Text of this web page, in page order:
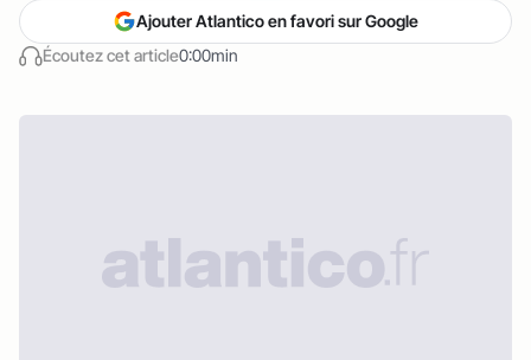
Écoutez cet article0:00min
Ajouter Atlantico en favori sur Google